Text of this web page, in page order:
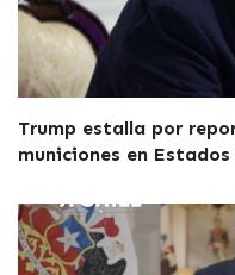
Trump estalla por
municiones en Estados